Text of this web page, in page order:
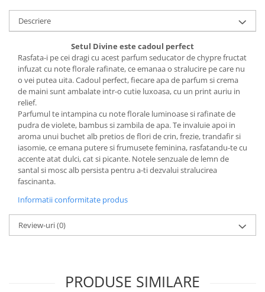
Descriere
Setul Divine este cadoul perfect
Rasfata-i pe cei dragi cu acest parfum seducator de chypre fructat
infuzat cu note florale rafinate, ce emanaa o stralucire pe care nu
o vei putea uita. Cadoul perfect, fiecare apa de parfum si crema
de maini sunt ambalate intr-o cutie luxoasa, cu un print auriu in
relief.
Parfumul te intampina cu note florale luminoase si rafinate de
pudra de violete, bambus si zambila de apa. Te invaluie apoi in
aroma unui buchet alb pretios de flori de crin, frezie, trandafir si
iasomie, ce emana putere si frumusete feminina, rasfatandu-te cu
accente atat dulci, cat si picante. Notele senzuale de lemn de
santal si mosc alb persista pentru a-ti dezvalui stralucirea
fascinanta.
Informatii conformitate produs
Review-uri(0)
PRODUSE SIMILARE